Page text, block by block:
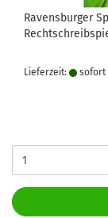
Ravensburger
Lieferzeit: sofort